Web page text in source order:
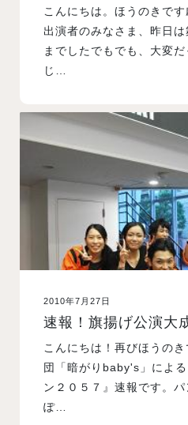
こんにちは。ほうのきで
出演者のみなさま、昨日
までしたでもでも、大変
じ…
2010年7月27日
速報！旗揚げ公演大
こんにちは！再びほうの
団「暗がりbaby's」によ
ン２０５７』速報です。
ぽ…